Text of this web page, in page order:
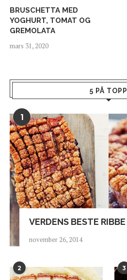
BRUSCHETTA MED
YOGHURT, TOMAT OG
GREMOLATA
mars 31, 2020
5 PÅ TOPP
1
VERDENS BESTE RIBBE
november 26, 2014
2 3